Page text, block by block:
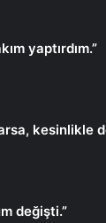
yaptırdım.”
kesinlikle
değişti.”